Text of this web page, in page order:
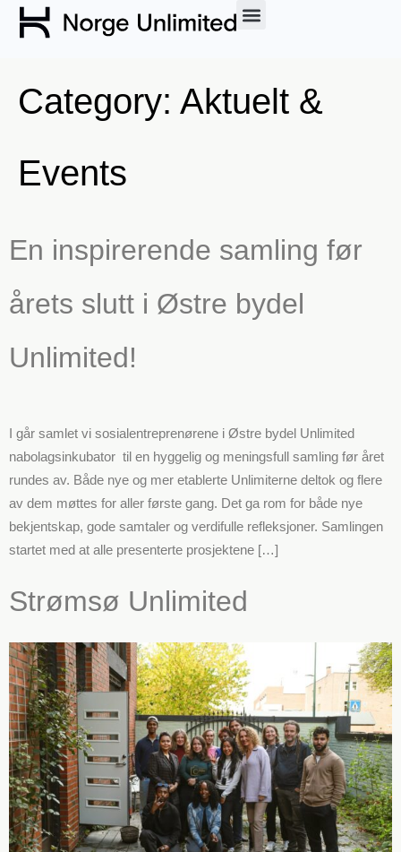
Category: Aktuelt &
Events
En inspirerende samling før
årets slutt i Østre bydel
Unlimited!
I går samlet vi sosialentreprenørene i Østre bydel Unlimited
nabolagsinkubator til en hyggelig og meningsfull samling før året
rundes av. Både nye og mer etablerte Unlimiterne deltok og flere
av dem møttes for aller første gang. Det ga rom for både nye
bekjentskap, gode samtaler og verdifulle refleksjoner. Samlingen
startet med at alle presenterte prosjektene […]
Strømsø Unlimited